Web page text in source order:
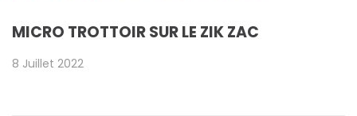
MICRO TROTTOIR SUR LE ZIK ZAC
8 Juillet 2022